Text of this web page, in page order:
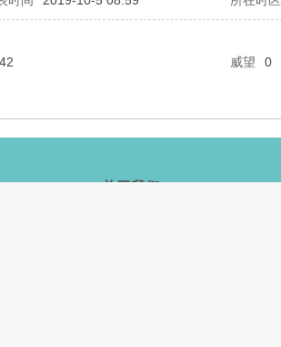
威望
0
关于我们